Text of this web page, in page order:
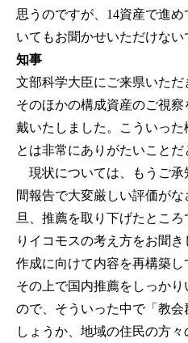
思うのですが、14資産で進
いてもお聞かせいただけない
知事
文部科学大臣にご来県いた
そのほかの構成資産のご視
戴いたしました。こういっ
とは非常にありがたいことだ
現状については、もうご承
間報告で大変厳しい評価が
旦、推薦を取り下げたとこ
りイコモスの考え方をお聞
作成に向けて内容を再構築し
その上で国内推薦をしっか
ので、そういった中で「教
しょうか、地域の住民の方